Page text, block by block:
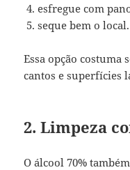
esfregue com
seque bem o local.
Essa opção costuma
cantos e superfícies
2. Limpeza
O álcool 70%